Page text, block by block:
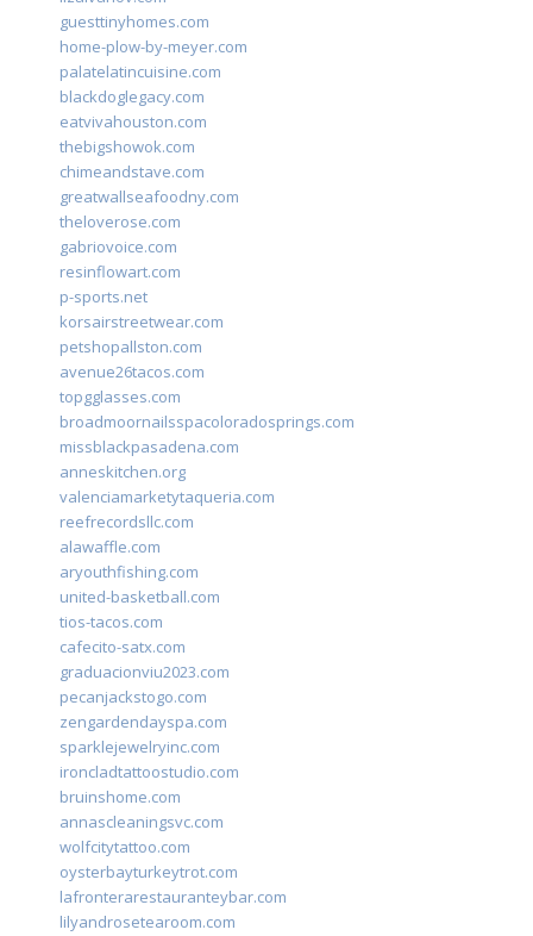
guesttinyhomes.com
home-plow-by-meyer.com
palatelatincuisine.com
blackdoglegacy.com
eatvivahouston.com
thebigshowok.com
chimeandstave.com
greatwallseafoodny.com
theloverose.com
gabriovoice.com
resinflowart.com
p-sports.net
korsairstreetwear.com
petshopallston.com
avenue26tacos.com
topgglasses.com
broadmoornailsspacoloradosprings.com
missblackpasadena.com
anneskitchen.org
valenciamarketytaqueria.com
reefrecordsllc.com
alawaffle.com
aryouthfishing.com
united-basketball.com
tios-tacos.com
cafecito-satx.com
graduacionviu2023.com
pecanjackstogo.com
zengardendayspa.com
sparklejewelryinc.com
ironcladtattoostudio.com
bruinshome.com
annascleaningsvc.com
wolfcitytattoo.com
oysterbayturkeytrot.com
lafronterarestauranteybar.com
lilyandrosetearoom.com